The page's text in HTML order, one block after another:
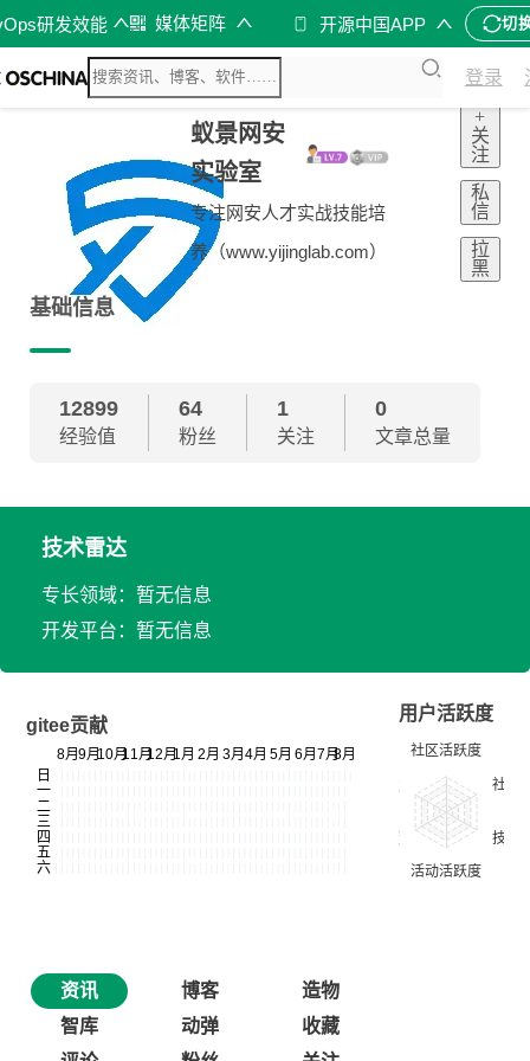
研发效能 媒体矩阵 开源中国APP 切
登录
蚁景网安
实验室
专注网安人才实战技能培
养（www.yijinglab.com）
+
关
注
私
信
拉
黑
基础信息
12899
经验值
64
粉丝
1
关注
0
文章总量
技术雷达
专长领域：暂无信息
开发平台：暂无信息
gitee贡献
用户活跃度
资讯 博客
造物
智库
动弹
收藏